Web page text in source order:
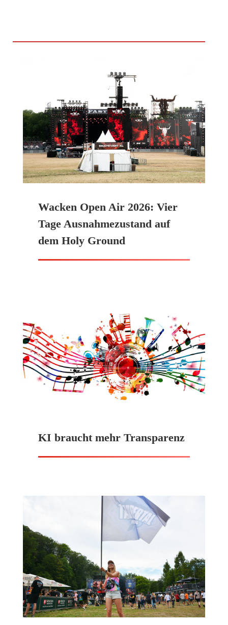
Wacken Open Air 2026: Vier
Tage Ausnahmezustand auf
dem Holy Ground
KI braucht mehr Transparenz